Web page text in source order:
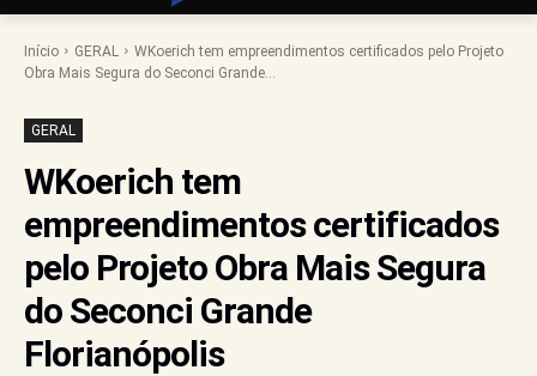
Início GERAL
WKoerich tem empreendimentos certificados pelo Projeto
Obra Mais Segura do Seconci Grande...
GERAL
WKoerich tem
empreendimentos certificados
pelo Projeto Obra Mais Segura
do Seconci Grande
Florianópolis